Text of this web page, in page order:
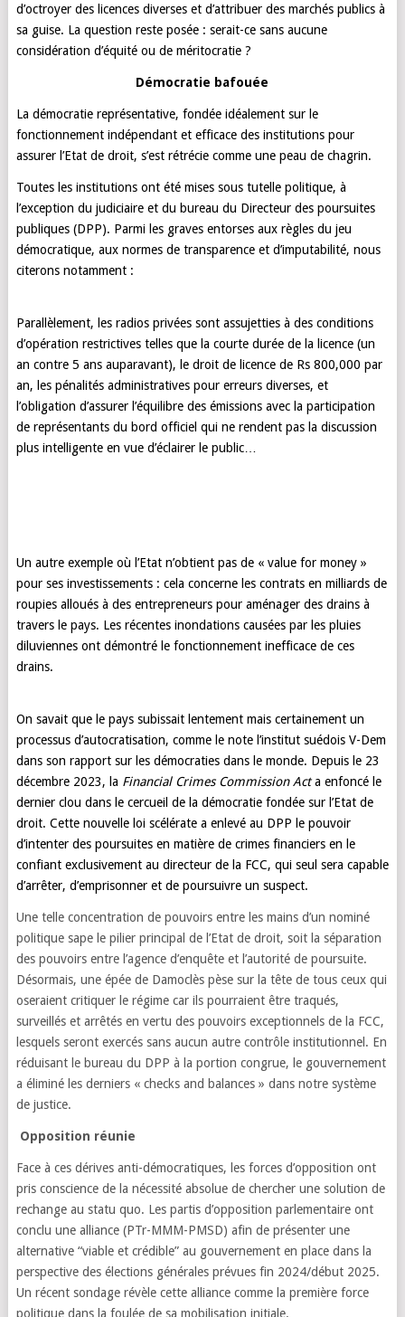
d’octroyer des licences diverses et d’attribuer des marchés publics à
sa guise. La question reste posée : serait-ce sans aucune
considération d’équité ou de méritocratie ?
Démocratie bafouée
La démocratie représentative, fondée idéalement sur le
fonctionnement indépendant et efficace des institutions pour
assurer l’Etat de droit, s’est rétrécie comme une peau de chagrin.
Toutes les institutions ont été mises sous tutelle politique, à
l’exception du judiciaire et du bureau du Directeur des poursuites
publiques (DPP). Parmi les graves entorses aux règles du jeu
démocratique, aux normes de transparence et d’imputabilité, nous
citerons notamment :
Parallèlement, les radios privées sont assujetties à des conditions
d’opération restrictives telles que la courte durée de la licence (un
an contre 5 ans auparavant), le droit de licence de Rs 800,000 par
an, les pénalités administratives pour erreurs diverses, et
l’obligation d’assurer l’équilibre des émissions avec la participation
de représentants du bord officiel qui ne rendent pas la discussion
plus intelligente en vue d’éclairer le public…
Un autre exemple où l’Etat n’obtient pas de « value for money »
pour ses investissements : cela concerne les contrats en milliards de
roupies alloués à des entrepreneurs pour aménager des drains à
travers le pays. Les récentes inondations causées par les pluies
diluviennes ont démontré le fonctionnement inefficace de ces
drains.
On savait que le pays subissait lentement mais certainement un
processus d’autocratisation, comme le note l’institut suédois V-Dem
dans son rapport sur les démocraties dans le monde. Depuis le 23
décembre 2023, la Financial Crimes Commission Acta enfoncé le
dernier clou dans le cercueil de la démocratie fondée sur l’Etat de
droit. Cette nouvelle loi scélérate a enlevé au DPP le pouvoir
d’intenter des poursuites en matière de crimes financiers en le
confiant exclusivement au directeur de la FCC, qui seul sera capable
d’arrêter, d’emprisonner et de poursuivre un suspect.
Une telle concentration de pouvoirs entre les mains d’un nominé
politique sape le pilier principal de l’Etat de droit, soit la séparation
des pouvoirs entre l’agence d’enquête et l’autorité de poursuite.
Désormais, une épée de Damoclès pèse sur la tête de tous ceux qui
oseraient critiquer le régime car ils pourraient être traqués,
surveillés et arrêtés en vertu des pouvoirs exceptionnels de la FCC,
lesquels seront exercés sans aucun autre contrôle institutionnel. En
réduisant le bureau du DPP à la portion congrue, le gouvernement
a éliminé les derniers « checks and balances » dans notre système
de justice.
Opposition réunie
Face à ces dérives anti-démocratiques, les forces d’opposition ont
pris conscience de la nécessité absolue de chercher une solution de
rechange au statu quo. Les partis d’opposition parlementaire ont
conclu une alliance (PTr-MMM-PMSD) afin de présenter une
alternative “viable et crédible” au gouvernement en place dans la
perspective des élections générales prévues fin 2024/début 2025.
Un récent sondage révèle cette alliance comme la première force
politique dans la foulée de sa mobilisation initiale.